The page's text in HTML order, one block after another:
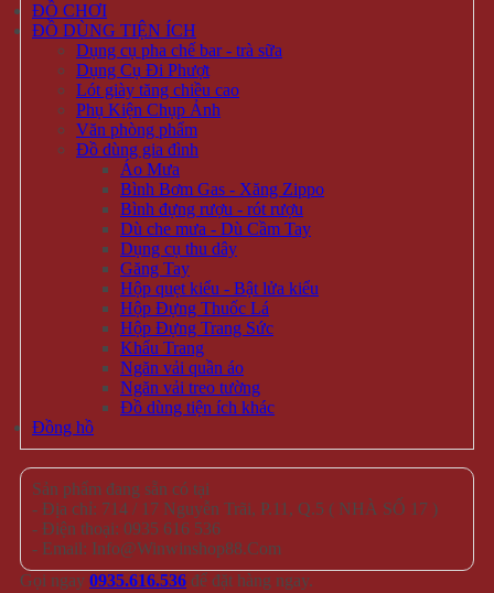
ĐỒ CHƠI
ĐỒ DÙNG TIỆN ÍCH
Dụng cụ pha chế bar - trà sữa
Dụng Cụ Đi Phượt
Lót giày tăng chiều cao
Phụ Kiện Chụp Ảnh
Văn phòng phẩm
Đồ dùng gia đình
Áo Mưa
Bình Bơm Gas - Xăng Zippo
Bình đựng rượu - rót rượu
Dù che mưa - Dù Cầm Tay
Dụng cụ thu dây
Găng Tay
Hộp quẹt kiểu - Bật lửa kiểu
Hộp Đựng Thuốc Lá
Hộp Đựng Trang Sức
Khẩu Trang
Ngăn vải quần áo
Ngăn vải treo tường
Đồ dùng tiện ích khác
Đồng hồ
Sản phẩm đang sẵn có tại
- Địa chỉ: 714 / 17 Nguyễn Trãi, P.11, Q.5 ( NHÀ SỐ 17 )
- Điện thoại: 0935 616 536
- Email: Info@Winwinshop88.Com
Gọi ngay 0935.616.536 để đặt hàng ngay.